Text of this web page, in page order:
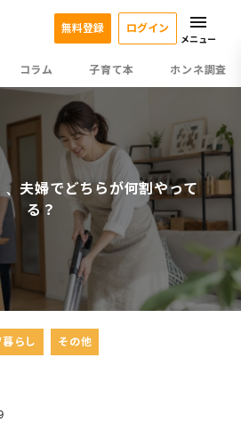
コラム 子育て本 ホンネ調査
無料登録 ログイン
メニュー
、夫婦でどちらが何割やって
る？
らし その他